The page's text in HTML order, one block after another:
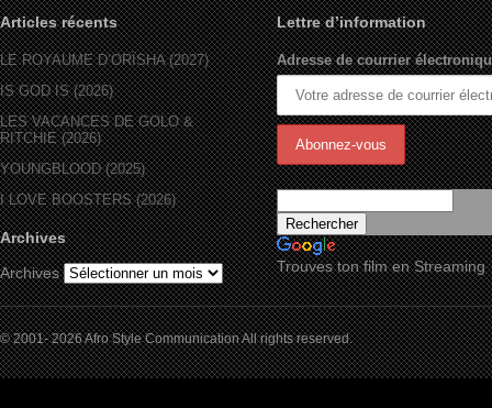
Articles récents
LE ROYAUME D’ORÏSHA (2027)
IS GOD IS (2026)
LES VACANCES DE GOLO &
RITCHIE (2026)
YOUNGBLOOD (2025)
I LOVE BOOSTERS (2026)
Archives
Archives
Lettre d’information
Adresse de courrier
Trouves ton film en Streaming
© 2001- 2026 Afro Style Communication All rights reserved.